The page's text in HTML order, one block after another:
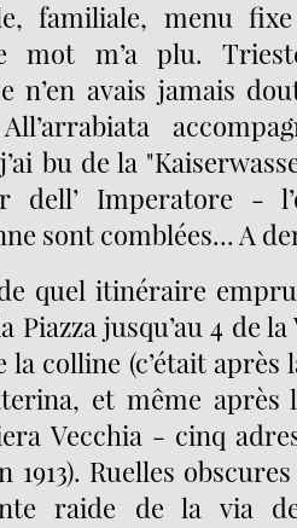
familiale, menu
mot m’a plu.
n’en avais jamais
bu de la
dell’ Imperatore -
sont comblées... A
quel itinéraire
Piazza jusqu’au 4 de
la colline (c’était après
et même après
Vecchia - cinq
1913). Ruelles
raide de la via